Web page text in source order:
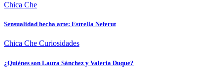
Chica Che
Sensualidad hecha arte: Estrella Neferut
Chica Che Curiosidades
¿Quiénes son Laura Sánchez y Valeria Duque?